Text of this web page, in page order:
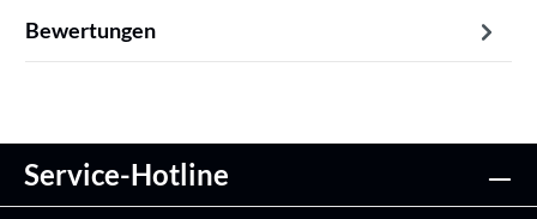
Bewertungen
Service-Hotline